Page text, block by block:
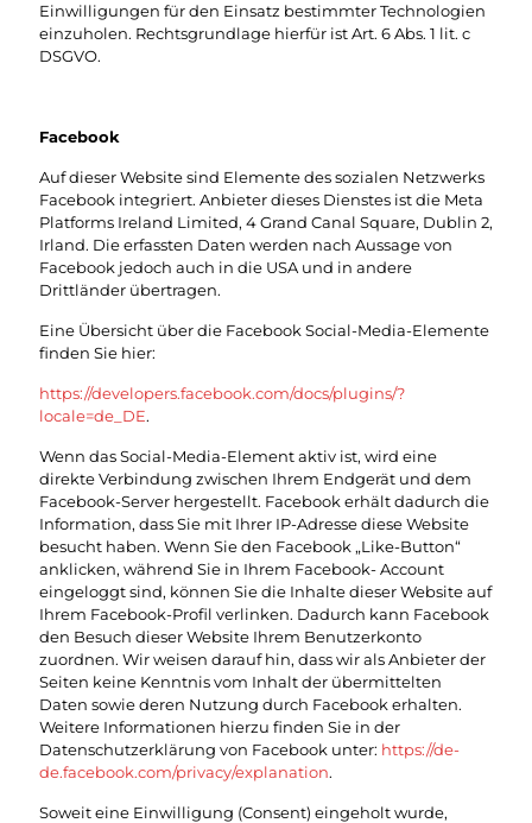
Einwilligungen für den Einsatz bestimmter Technologien
einzuholen. Rechtsgrundlage hierfür ist Art. 6 Abs. 1 lit. c
DSGVO.
Facebook
Auf dieser Website sind Elemente des sozialen Netzwerks
Facebook integriert. Anbieter dieses Dienstes ist die Meta
Platforms Ireland Limited, 4 Grand Canal Square, Dublin 2,
Irland. Die erfassten Daten werden nach Aussage von
Facebook jedoch auch in die USA und in andere
Drittländer übertragen.
Eine Übersicht über die Facebook Social-Media-Elemente
finden Sie hier:
https://developers.facebook.com/docs/plugins/?
locale=de_DE.
Wenn das Social-Media-Element aktiv ist, wird eine
direkte Verbindung zwischen Ihrem Endgerät und dem
Facebook-Server hergestellt. Facebook erhält dadurch die
Information, dass Sie mit Ihrer IP-Adresse diese Website
besucht haben. Wenn Sie den Facebook „Like-Button“
anklicken, während Sie in Ihrem Facebook- Account
eingeloggt sind, können Sie die Inhalte dieser Website auf
Ihrem Facebook-Profil verlinken. Dadurch kann Facebook
den Besuch dieser Website Ihrem Benutzerkonto
zuordnen. Wir weisen darauf hin, dass wir als Anbieter der
Seiten keine Kenntnis vom Inhalt der übermittelten
Daten sowie deren Nutzung durch Facebook erhalten.
Weitere Informationen hierzu finden Sie in der
Datenschutzerklärung von Facebook unter: https://de-
de.facebook.com/privacy/explanation.
Soweit eine Einwilligung (Consent) eingeholt wurde,